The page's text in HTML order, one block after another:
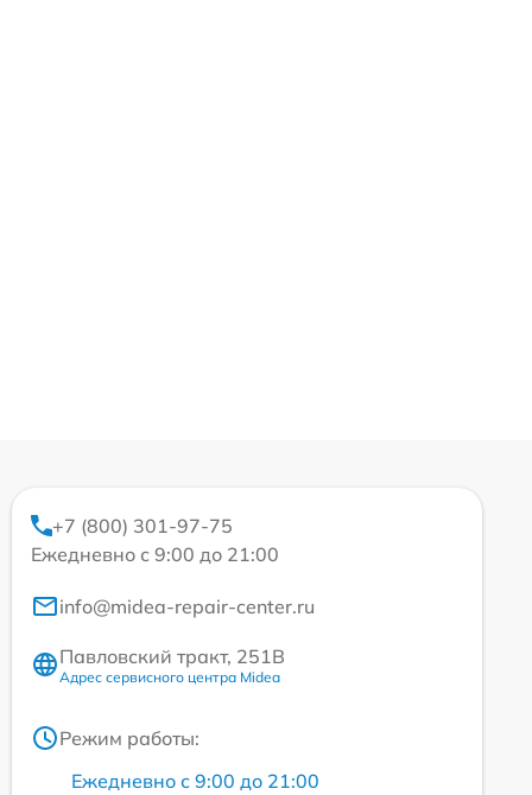
+7 (800) 301-97-75
Ежедневно с 9:00 до 21:00
info@midea-repair-center.ru
Павловский тракт, 251В
Адрес сервисного центра Midea
Режим работы:
Ежедневно с 9:00 до 21:00